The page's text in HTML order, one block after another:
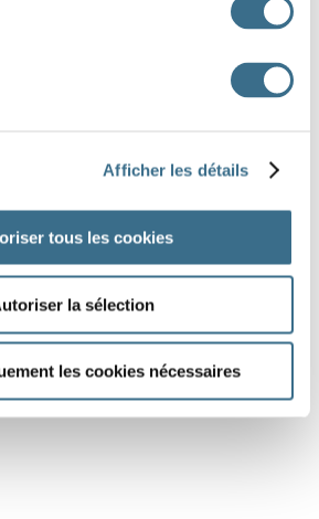
Afficher les détails
tous les cookies
la sélection
les cookies nécessaires